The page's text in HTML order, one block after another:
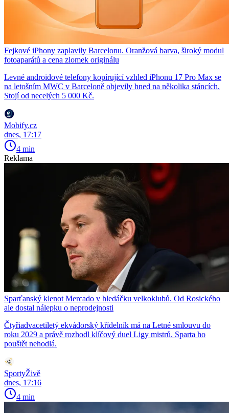
Fejkové iPhony zaplavily Barcelonu. Oranžová barva, široký modul
fotoaparátů a cena zlomek originálu
Levné androidové telefony kopírující vzhled iPhonu 17 Pro Max se
na letošním MWC v Barceloně objevily hned na několika stáncích.
Stojí od necelých 5 000 Kč.
Mobify.cz
dnes, 17:17
4 min
Reklama
Sparťanský klenot Mercado v hledáčku velkoklubů. Od Rosického
ale dostal nálepku o neprodejnosti
Čtyřiadvacetiletý ekvádorský křídelník má na Letné smlouvu do
roku 2029 a právě rozhodl klíčový duel Ligy mistrů. Sparta ho
pouštět nehodlá.
SportyŽivě
dnes, 17:16
4 min